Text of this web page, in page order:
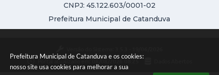
Prefeitura Municipal de Catanduva e os cookies:
nosso site usa cookies para melhorar a sua
CNPJ: 45.122.603/0001-02
Prefeitura Municipal de Catanduva
Portal atualizado em: